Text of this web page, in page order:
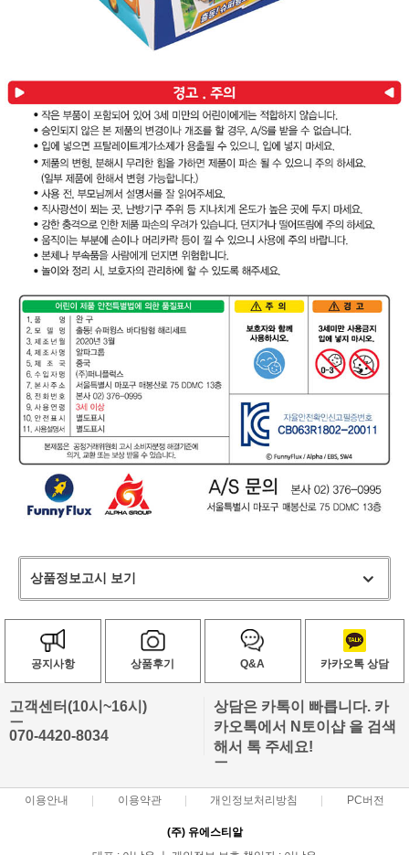
상품정보고시 보기
공지사항 상품후기 Q&A 카카오톡 상담
고객센터(10시~16시)
ㅡ
070-4420-8034
상담은 카톡이 빠릅니다. 카
카오톡에서 N토이샵 을 검색
해서 톡 주세요!
ㅡ
이용안내 이용약관 개인정보처리방침 PC버전
(주) 유에스티알